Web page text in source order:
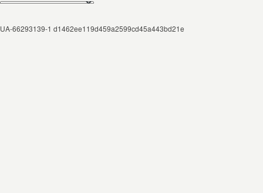
UA-66293139-1 d1462ee119d459a2599cd45a443bd21e